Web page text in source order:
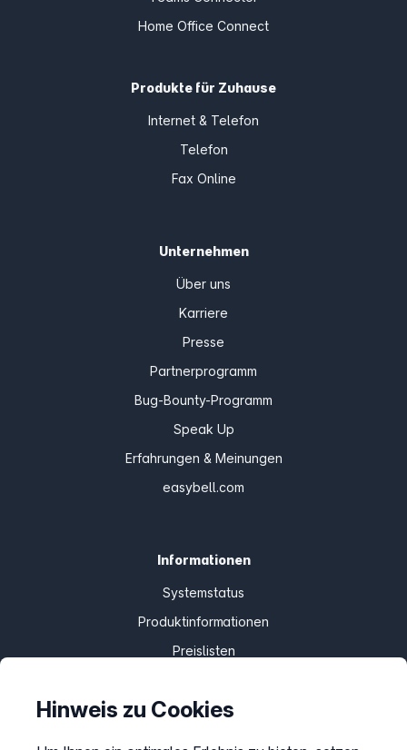
Home Office Connect
Produkte für Zuhause
Internet & Telefon
Telefon
Fax Online
Unternehmen
Über uns
Karriere
Presse
Partnerprogramm
Bug-Bounty-Programm
Speak Up
Erfahrungen & Meinungen
easybell.com
Informationen
Systemstatus
Produktinformationen
Preislisten
Sitemap
Hinweis zu Cookies